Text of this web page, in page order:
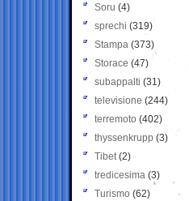
Soru (4)
sprechi (319)
Stampa (373)
Storace (47)
subappalti (31)
televisione(244)
terremoto (402)
thyssenkrupp (3)
Tibet(2)
tredicesima (3)
Turismo (62)